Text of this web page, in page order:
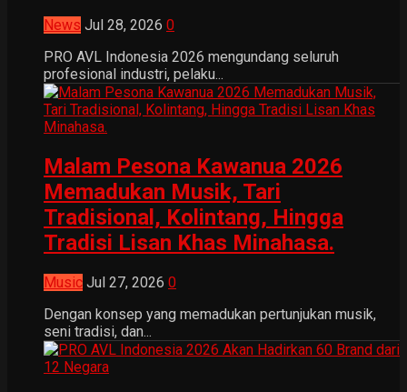
News Jul 28, 2026 0
PRO AVL Indonesia 2026 mengundang seluruh
profesional industri, pelaku...
Malam Pesona Kawanua 2026
Memadukan Musik, Tari
Tradisional, Kolintang, Hingga
Tradisi Lisan Khas Minahasa.
Music Jul 27, 2026 0
Dengan konsep yang memadukan pertunjukan musik,
seni tradisi, dan...